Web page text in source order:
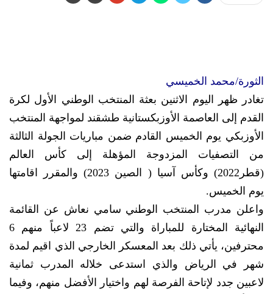
الثورة/محمد الخميسي
تغادر ظهر اليوم الاثنين بعثة المنتخب الوطني الأول لكرة
القدم إلى العاصمة الأوزبكستانية طشقند لمواجهة المنتخب
الأوزبكي يوم الخميس القادم ضمن مباريات الجولة الثالثة
من التصفيات المزدوجة المؤهلة إلى كأس العالم
(قطر2022) وكأس آسيا ( الصين 2023) والمقرر اقامتها
يوم الخميس.
واعلن مدرب المنتخب الوطني سامي نعاش عن القائمة
النهائية المختارة للمباراة والتي تضم 23 لاعباً منهم 6
محترفين، يأتي ذلك بعد المعسكر الخارجي الذي اقيم لمدة
شهر في الرياض والذي استدعى خلاله المدرب ثمانية
لاعبين جدد لإتاحة الفرصة لهم واختيار الأفضل منهم، وفيما